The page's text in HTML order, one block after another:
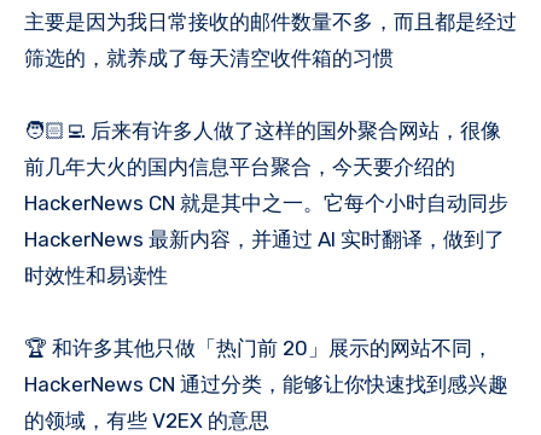
主要是因为我日常接收的邮件数量不多，而且都是经过
筛选的，就养成了每天清空收件箱的习惯
🧑🏻‍💻 后来有许多人做了这样的国外聚合网站，很像
前几年大火的国内信息平台聚合，今天要介绍的
HackerNews CN 就是其中之一。它每个小时自动同步
HackerNews 最新内容，并通过 AI 实时翻译，做到了
时效性和易读性
🏆 和许多其他只做「热门前 20」展示的网站不同，
HackerNews CN 通过分类，能够让你快速找到感兴趣
的领域，有些 V2EX 的意思